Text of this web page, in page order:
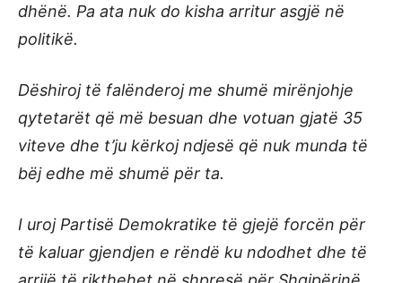
dhënë. Pa ata nuk do kisha arritur asgjë në
politikë.
Dëshiroj të falënderoj me shumë mirënjohje
qytetarët që më besuan dhe votuan gjatë 35
viteve dhe t’ju kërkoj ndjesë që nuk munda të
bëj edhe më shumë për ta.
I uroj Partisë Demokratike të gjejë forcën për
të kaluar gjendjen e rëndë ku ndodhet dhe të